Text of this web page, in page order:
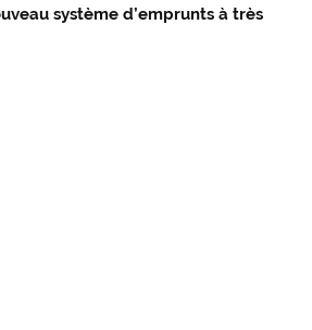
système d’emprunts à très